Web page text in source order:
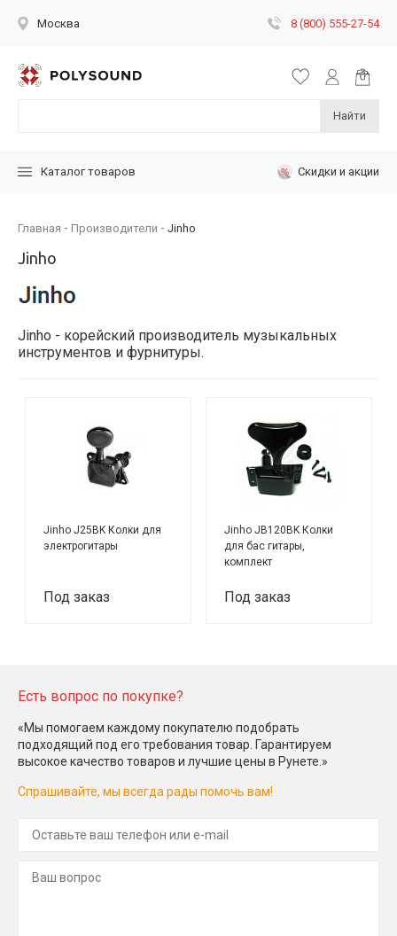
Москва 8 (800) 555-27-54
Найти
Каталог товаров Скидки и акции
Главная Производители Jinho
Jinho
Jinho - корейский производитель музыкальных
инструментов и фурнитуры.
Jinho J25BK Колки для
электрогитары
Под заказ
Jinho JB120BK Колки
для бас гитары,
комплект
Под заказ
Есть вопрос по покупке?
«Мы помогаем каждому покупателю подобрать
подходящий под его требования товар. Гарантируем
высокое качество товаров и лучшие цены в Рунете.»
Спрашивайте, мы всегда рады помочь вам!